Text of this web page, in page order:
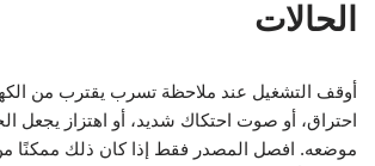
الحالات
أوقف التشغيل عند ملاحظة تسرب يقترب من
احتراق، أو صوت احتكاك شديد، أو اهتزاز يجعل
موضعه. افصل المصدر فقط إذا كان ذلك